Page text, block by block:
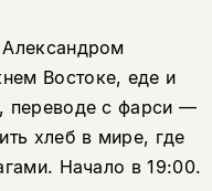
Востоке, еде и
переводе с фарси —
хлеб в мире, где
Начало в 19:00.